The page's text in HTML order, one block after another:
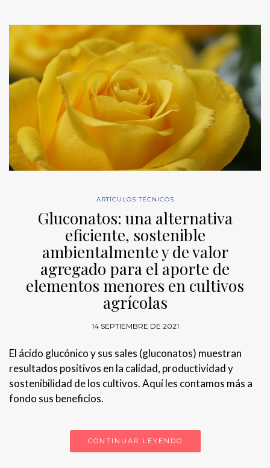
ARTÍCULOS TÉCNICOS
Gluconatos: una alternativa
eficiente, sostenible
ambientalmente y de valor
agregado para el aporte de
elementos menores en cultivos
agrícolas
14 SEPTIEMBRE DE 2021
El ácido glucónico y sus sales (gluconatos) muestran
resultados positivos en la calidad, productividad y
sostenibilidad de los cultivos. Aquí les contamos más a
fondo sus beneficios.
CONTINUAR LEYENDO